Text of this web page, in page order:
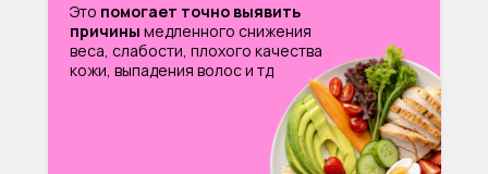
Это помогает точно выявить
причины медленного снижения
веса, слабости, плохого качества
кожи, выпадения волос и тд